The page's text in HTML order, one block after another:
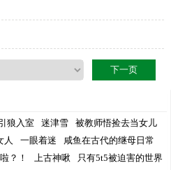
下一页
狼入室 迷津雪
被教师悟捡去当女儿
人 一眼着迷
咸鱼在古代的继母日常
？！ 上古神啾
只有5t5被迫害的世界